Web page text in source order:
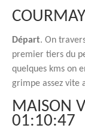
Départ. On
premier tiers du
quelques kms on
grimpe assez vite
MAISON
01:10:47